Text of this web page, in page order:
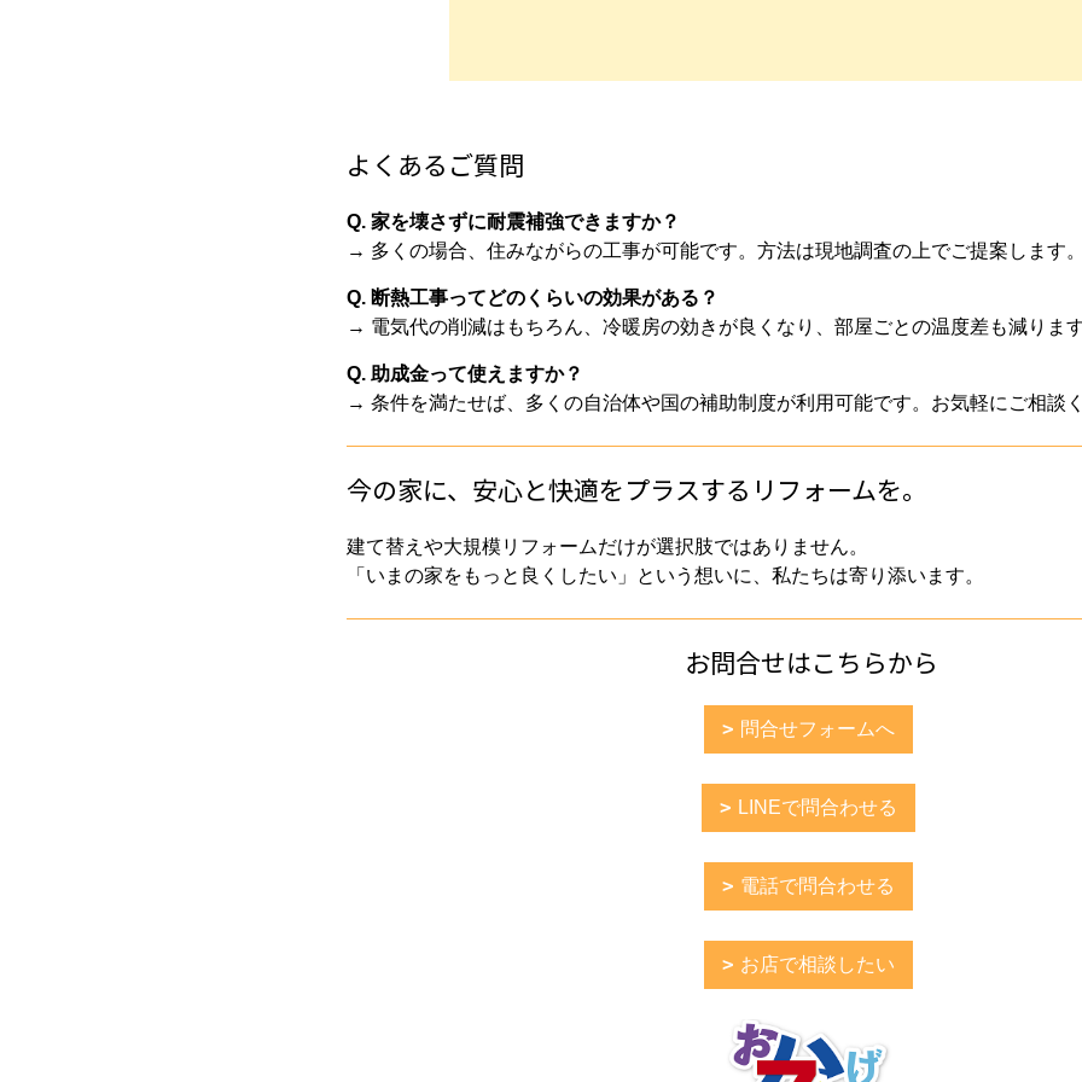
よくあるご質問
Q. 家を壊さずに耐震補強できますか？
→ 多くの場合、住みながらの工事が可能です。方法は現地調査の上でご提案します。
Q. 断熱工事ってどのくらいの効果がある？
→ 電気代の削減はもちろん、冷暖房の効きが良くなり、部屋ごとの温度差も減ります
Q. 助成金って使えますか？
→ 条件を満たせば、多くの自治体や国の補助制度が利用可能です。お気軽にご相談く
今の家に、安心と快適をプラスするリフォームを。
建て替えや大規模リフォームだけが選択肢ではありません。
「いまの家をもっと良くしたい」という想いに、私たちは寄り添います。
お問合せはこちらから
問合せフォームへ
LINEで問合わせる
電話で問合わせる
お店で相談したい